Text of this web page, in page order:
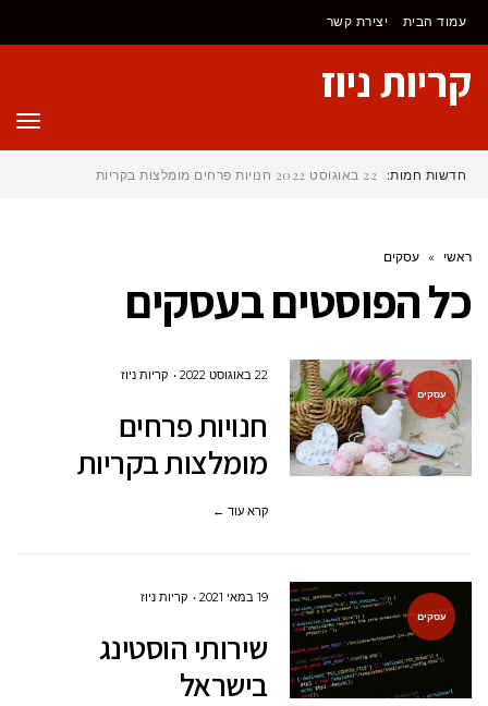
עמוד הבית יצירת קשר
קריות ניוז
חדשות חמות: 22 באוגוסט 2022 חנויות פרחים מומלצות בקריות
ראשי » עסקים
כל הפוסטים בעסקים
עסקים
22 באוגוסט 2022 קריות ניוז
חנויות פרחים
מומלצות בקריות
קרא עוד ←
עסקים
19 במאי 2021 קריות ניוז
שירותי הוסטינג
בישראל